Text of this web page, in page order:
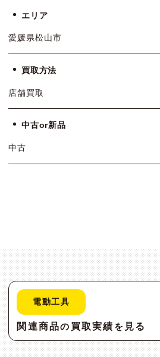
エリア
愛媛県松山市
買取方法
店舗買取
中古or新品
中古
電動工具
関連商品の 買取実績 を 見る